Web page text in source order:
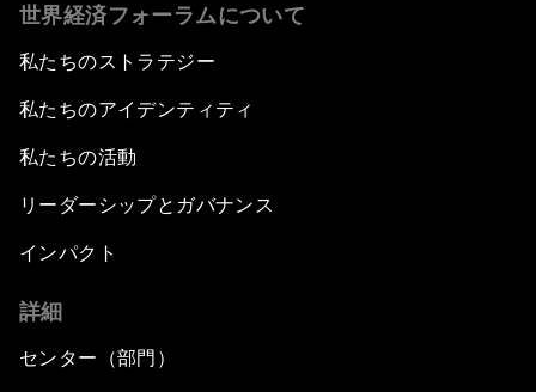
世界経済フォーラムについて
私たちのストラテジー
私たちのアイデンティティ
私たちの活動
リーダーシップとガバナンス
インパクト
詳細
センター（部門）